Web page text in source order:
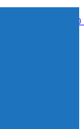
ระดมทุนสำเร็จ